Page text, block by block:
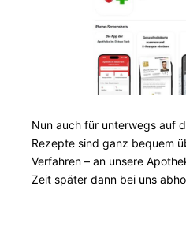
Nun auch für unterwegs auf
Rezepte sind ganz bequem
Verfahren – an unsere
Zeit später dann bei uns